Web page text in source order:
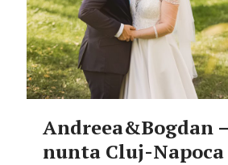
Andreea&Bogdan
nunta Cluj-Napoca